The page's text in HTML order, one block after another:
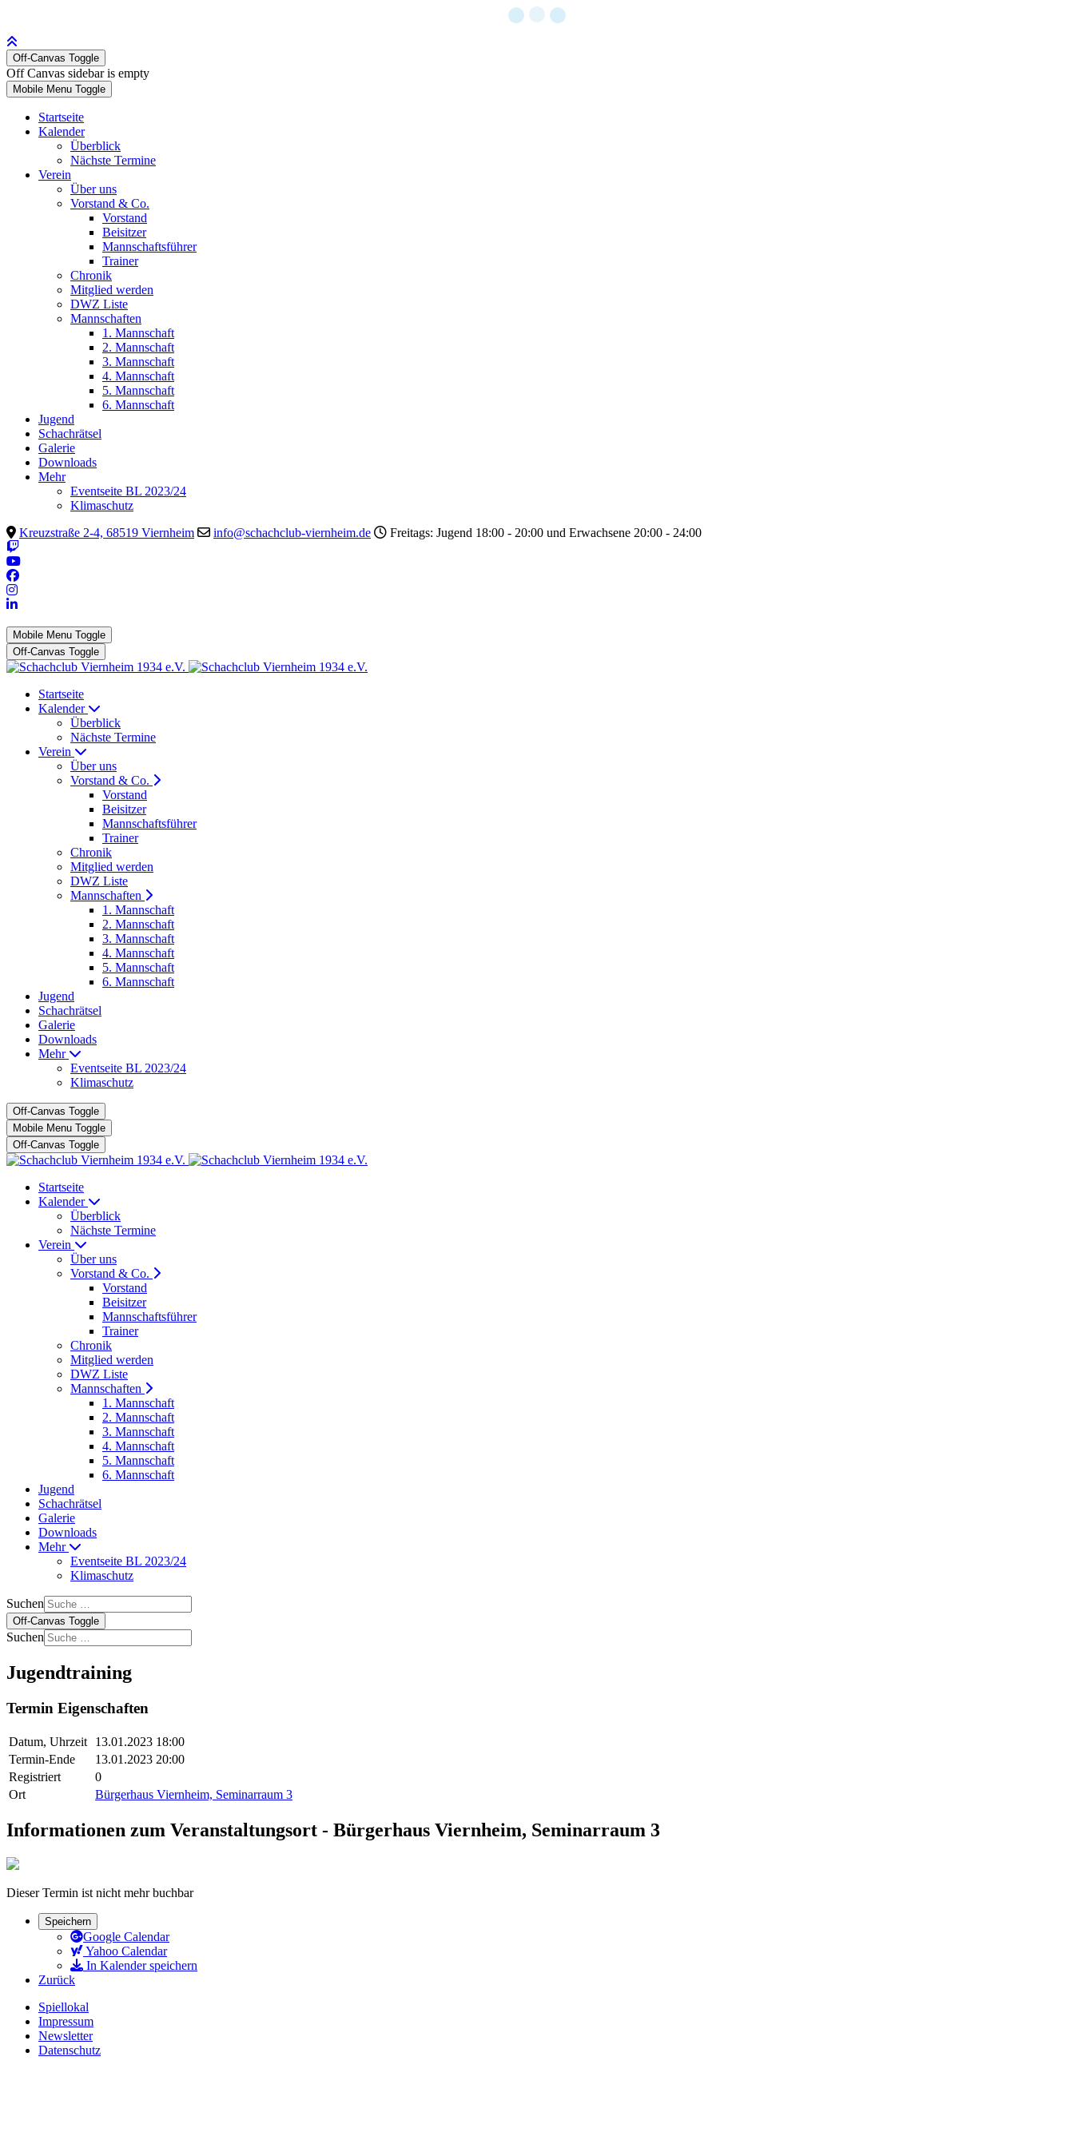
Off-Canvas Toggle
Off Canvas sidebar is empty
Mobile Menu Toggle
Startseite
Kalender
Überblick
Nächste Termine
Verein
Über uns
Vorstand & Co.
Vorstand
Beisitzer
Mannschaftsführer
Trainer
Chronik
Mitglied werden
DWZ Liste
Mannschaften
1. Mannschaft
2. Mannschaft
3. Mannschaft
4. Mannschaft
5. Mannschaft
6. Mannschaft
Jugend
Schachrätsel
Galerie
Downloads
Mehr
Eventseite BL 2023/24
Klimaschutz
Kreuzstraße 2-4, 68519 Viernheim
info@schachclub-viernheim.de Freitags: Jugend 18:00 - 20:00 und Erwachsene 20:00 - 24:00
Mobile Menu Toggle
Off-Canvas Toggle
Startseite
Kalender
Überblick
Nächste Termine
Verein
Über uns
Vorstand & Co.
Vorstand
Beisitzer
Mannschaftsführer
Trainer
Chronik
Mitglied werden
DWZ Liste
Mannschaften
1. Mannschaft
2. Mannschaft
3. Mannschaft
4. Mannschaft
5. Mannschaft
6. Mannschaft
Jugend
Schachrätsel
Galerie
Downloads
Mehr
Eventseite BL 2023/24
Klimaschutz
Off-Canvas Toggle
Mobile Menu Toggle
Off-Canvas Toggle
Startseite
Kalender
Überblick
Nächste Termine
Verein
Über uns
Vorstand & Co.
Vorstand
Beisitzer
Mannschaftsführer
Trainer
Chronik
Mitglied werden
DWZ Liste
Mannschaften
1. Mannschaft
2. Mannschaft
3. Mannschaft
4. Mannschaft
5. Mannschaft
6. Mannschaft
Jugend
Schachrätsel
Galerie
Downloads
Mehr
Eventseite BL 2023/24
Klimaschutz
Suchen
Off-Canvas Toggle
Suchen
Jugendtraining
Termin Eigenschaften
Datum, Uhrzeit
13.01.2023 18:00
Termin-Ende
13.01.2023 20:00
Registriert
0
Ort
Bürgerhaus Viernheim, Seminarraum 3
Informationen zum Veranstaltungsort - Bürgerhaus Viernheim, Seminarraum 3
Dieser Termin ist nicht mehr buchbar
Speichern
Google Calendar
Yahoo Calendar
In Kalender speichern
Zurück
Spiellokal
Impressum
Newsletter
Datenschutz